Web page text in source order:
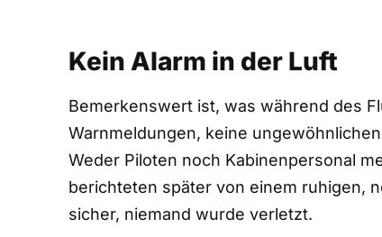
Kein Alarm in der Luft
Bemerkenswert ist, was während des
Warnmeldungen, keine
Weder Piloten noch Kabinenpersonal
berichteten später von einem ruhigen,
sicher, niemand wurde verletzt.